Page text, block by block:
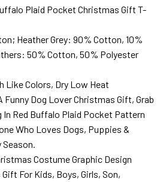
Plaid Pocket Christmas Gift T-
Heather Grey: 90% Cotton, 10%
50% Cotton, 50% Polyester
Like Colors, Dry Low Heat
Funny Dog Lover Christmas Gift, Grab
In Red Buffalo Plaid Pocket Pattern
Who Loves Dogs, Puppies &
Costume Graphic Design
For Kids, Boys, Girls, Son,